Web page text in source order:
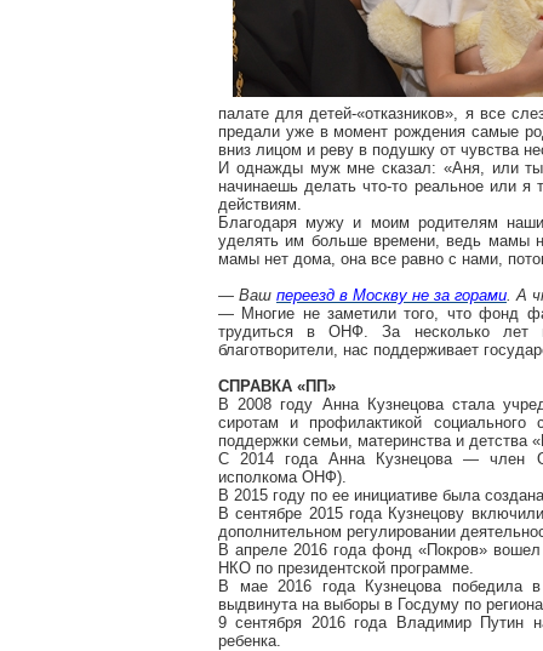
палате для детей-«отказников», я все
предали уже в момент рождения самые
вниз лицом и реву в подушку от чувства
И однажды муж мне сказал: «Аня, или
начинаешь делать что-то реальное или
действиям.
Благодаря мужу и моим родителям
уделять им больше времени, ведь мамы
мамы нет дома, она все равно с нами,
— Ваш переезд в Москву не за горами. А
— Многие не заметили того, что фонд
трудиться в ОНФ. За несколько лет
благотворители, нас поддерживает
СПРАВКА «ПП»
В 2008 году Анна Кузнецова стала
сиротам и профилактикой
поддержки семьи, материнства и детства
С 2014 года Анна Кузнецова — член
исполкома ОНФ).
В 2015 году по ее инициативе была
В сентябре 2015 года Кузнецову
дополнительном регулировании
В апреле 2016 года фонд «Покров»
НКО по президентской программе.
В мае 2016 года Кузнецова победила
выдвинута на выборы в Госдуму по
9 сентября 2016 года Владимир Путин
ребенка.